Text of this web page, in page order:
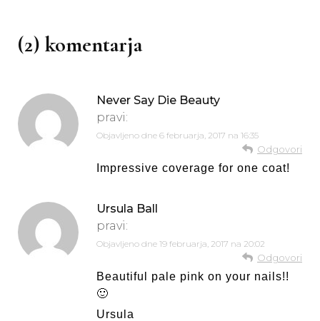
(2) komentarja
Never Say Die Beauty
pravi:
Objavljeno dne 6 februarja, 2017 na 16:35
Odgovori
Impressive coverage for one coat!
Ursula Ball
pravi:
Objavljeno dne 19 februarja, 2017 na 20:02
Odgovori
Beautiful pale pink on your nails!!
🙂
Ursula